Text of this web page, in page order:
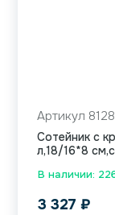
В наличии:
Артикул
Сотейник с
л,18/16*8
3 327 ₽